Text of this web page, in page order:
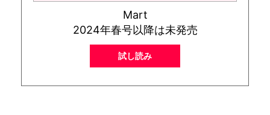
Mart
2024年春号以降は未発売
試し読み